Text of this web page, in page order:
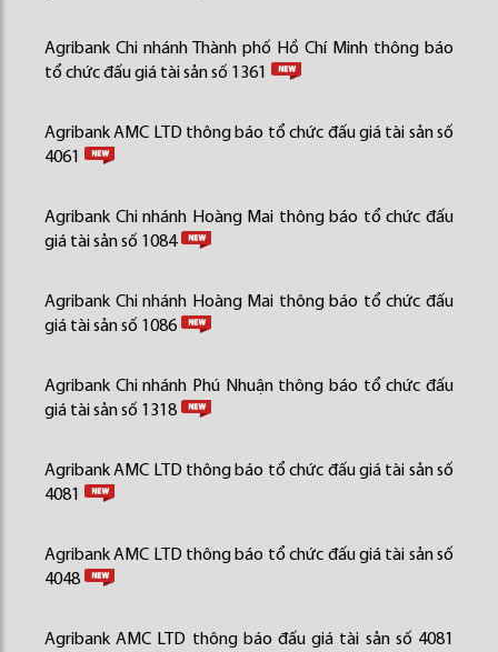
Agribank Chi nhánh Thành phố Hồ Chí Minh thông báo
tổ chức đấu giá tài sản số 1361
Agribank AMC LTD thông báo tổ chức đấu giá tài sản số
4061
Agribank Chi nhánh Hoàng Mai thông báo tổ chức đấu
giá tài sản số 1084
Agribank Chi nhánh Hoàng Mai thông báo tổ chức đấu
giá tài sản số 1086
Agribank Chi nhánh Phú Nhuận thông báo tổ chức đấu
giá tài sản số 1318
Agribank AMC LTD thông báo tổ chức đấu giá tài sản số
4081
Agribank AMC LTD thông báo tổ chức đấu giá tài sản số
4048
Agribank AMC LTD thông báo đấu giá tài sản số 4081